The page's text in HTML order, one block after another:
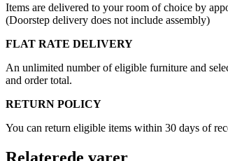
Items are delivered to your room of choice by
(Doorstep delivery does not include assembly)
FLAT RATE DELIVERY
An unlimited number of eligible furniture and
and order total.
RETURN POLICY
You can return eligible items within 30 days of